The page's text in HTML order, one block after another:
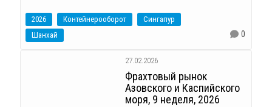
2026 Контейнерооборот
Сингапур
Шанхай
0
27.02.2026
Фрахтовый рынок
Азовского и Каспийского
моря, 9 неделя, 2026